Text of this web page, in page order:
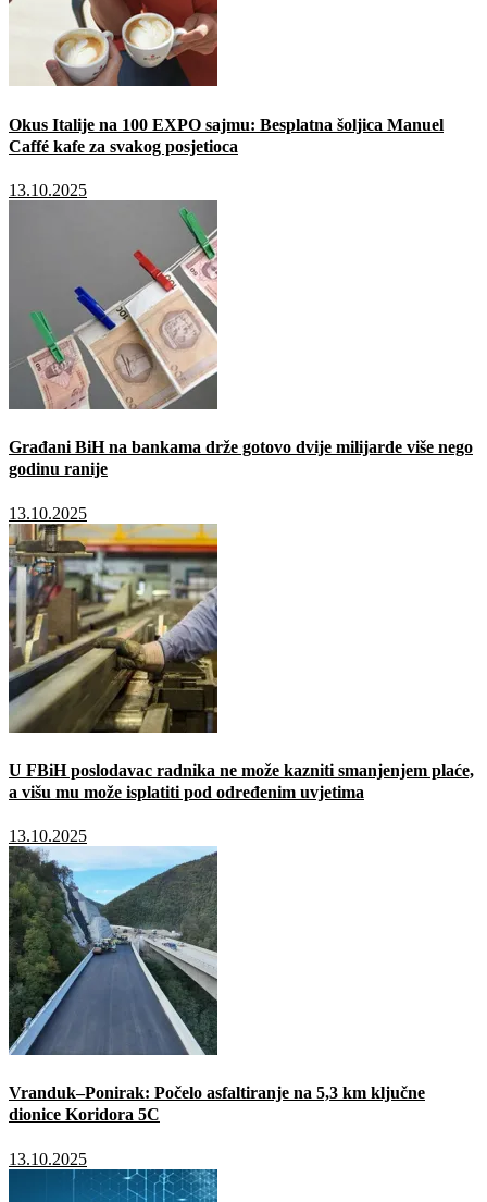
Okus Italije na 100 EXPO sajmu: Besplatna šoljica Manuel
Caffé kafe za svakog posjetioca
13.10.2025
Građani BiH na bankama drže gotovo dvije milijarde više nego
godinu ranije
13.10.2025
U FBiH poslodavac radnika ne može kazniti smanjenjem plaće,
a višu mu može isplatiti pod određenim uvjetima
13.10.2025
Vranduk–Ponirak: Počelo asfaltiranje na 5,3 km ključne
dionice Koridora 5C
13.10.2025